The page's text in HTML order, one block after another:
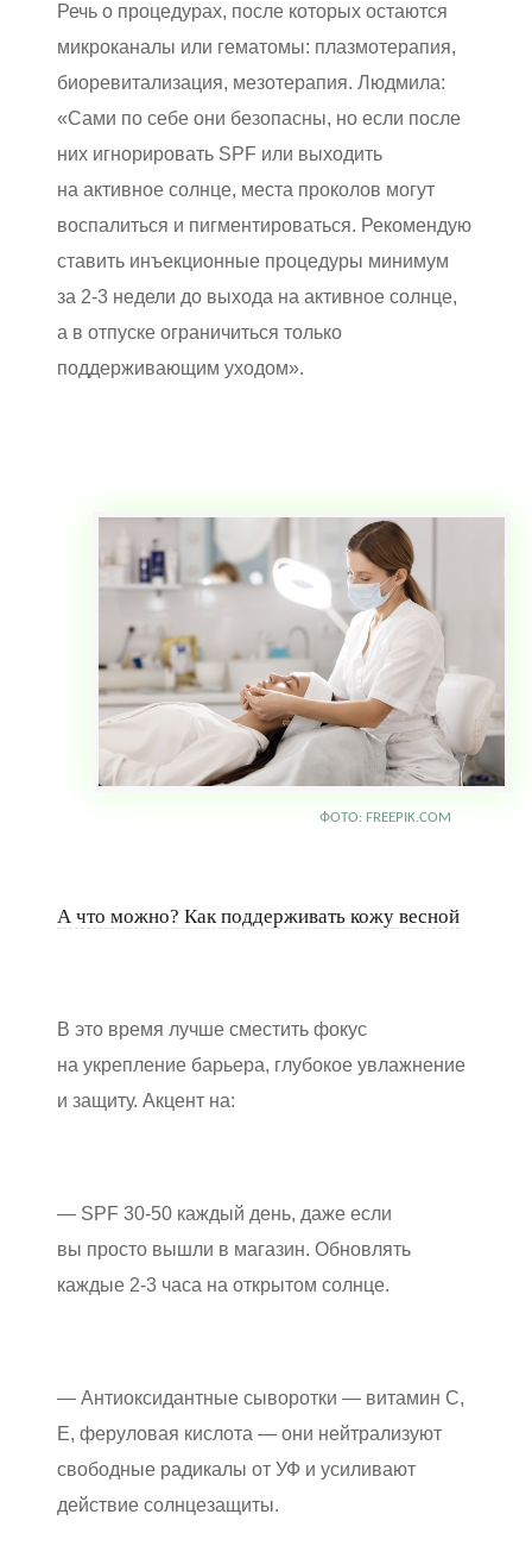
Речь о процедурах, после которых остаются
микроканалы или гематомы: плазмотерапия,
биоревитализация, мезотерапия. Людмила:
«Сами по себе они безопасны, но если после
них игнорировать SPF или выходить
на активное солнце, места проколов могут
воспалиться и пигментироваться. Рекомендую
ставить инъекционные процедуры минимум
за 2-3 недели до выхода на активное солнце,
а в отпуске ограничиться только
поддерживающим уходом».
ФОТО: FREEPIK.COM
А что можно? Как поддерживать кожу весной
В это время лучше сместить фокус
на укрепление барьера, глубокое увлажнение
и защиту. Акцент на:
— SPF 30-50 каждый день, даже если
вы просто вышли в магазин. Обновлять
каждые 2-3 часа на открытом солнце.
— Антиоксидантные сыворотки — витамин С,
Е, феруловая кислота — они нейтрализуют
свободные радикалы от УФ и усиливают
действие солнцезащиты.